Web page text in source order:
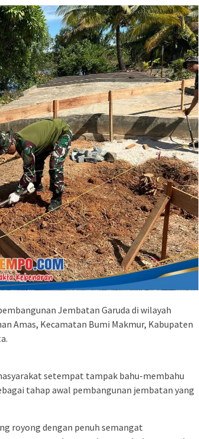
Jembatan Garuda di wilayah
Amas, Kecamatan Bumi Makmur, Kabupaten
setempat tampak bahu-membahu
tahap awal pembangunan jembatan yang
royong dengan penuh semangat